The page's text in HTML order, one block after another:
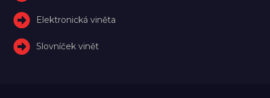
Elektronická viněta
Slovníček vinět